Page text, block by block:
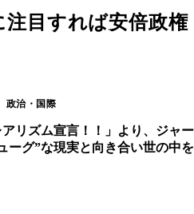
注目すれば安倍政権
政治・国際
リズム宣言！！」より、ジャー
ーグ”な現実と向き合い世の中を